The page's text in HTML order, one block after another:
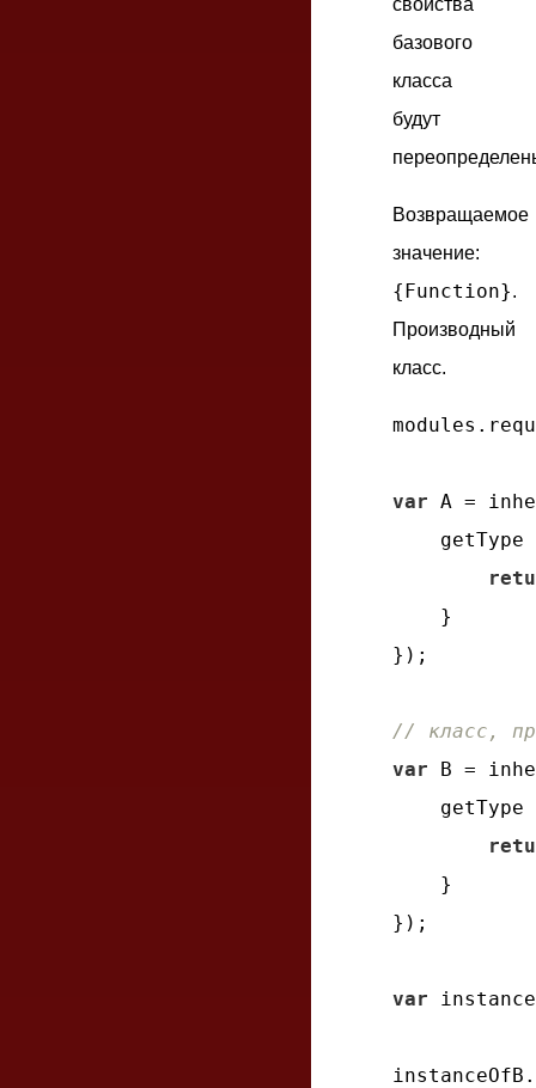
базового
класса
будут
Возвращаемое
значение:
{Function}.
Производный
класс.
var A =
getType
    }
});
// класс,
var B =
getType
    }
});
var